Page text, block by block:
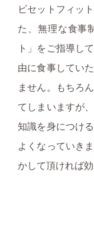
ビセットフィッ
た、無理な食事
ト」をご指導し
由に食事してい
ません。もちろ
てしまいますが
知識を身につけ
よくなっていき
かして頂ければ